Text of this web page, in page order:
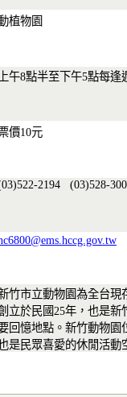
植物園
上午8點半至下午5點每逢
價10元
2194 (03)528-
竹市立動物園為全台現
立於民國25年，也是新
回憶地點。新竹動物園
是民眾喜愛的休閒活動